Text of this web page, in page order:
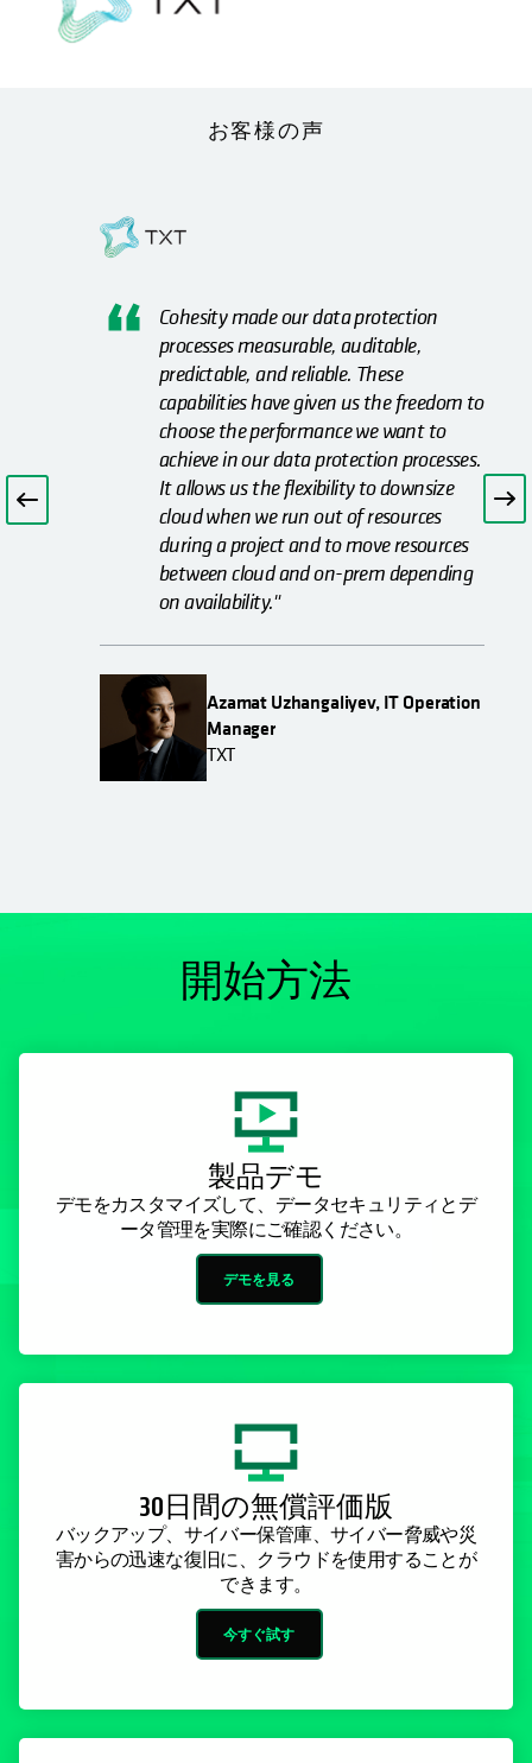
お客様の声
Cohesity made our data protection
processes measurable, auditable,
predictable, and reliable. These
capabilities have given us the freedom to
choose the performance we want to
achieve in our data protection processes.
It allows us the flexibility to downsize
cloud when we run out of resources
during a project and to move resources
between cloud and on-prem depending
on availability."
Azamat Uzhangaliyev, IT Operation
Manager
TXT
開始方法
製品デモ
デモをカスタマイズして、データセキュリティとデ
ータ管理を実際にご確認ください。
デモを見る
30日間の無償評価版
バックアップ、サイバー保管庫、サイバー脅威や災
害からの迅速な復旧に、クラウドを使用することが
できます。
今すぐ試す